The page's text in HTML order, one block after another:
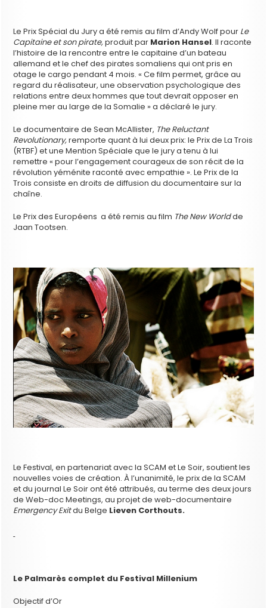
Le Prix Spécial du Jury a été remis au film d’Andy Wolf pour Le
Capitaine et son pirate,produit par Marion Hansel. Il raconte
l’histoire de la rencontre entre le capitaine d’un bateau
allemand et le chef des pirates somaliens qui ont pris en
otage le cargo pendant 4 mois. « Ce film permet, grâce au
regard du réalisateur, une observation psychologique des
relations entre deux hommes que tout devrait opposer en
pleine mer au large de la Somalie » a déclaré le jury.
Le documentaire de Sean McAllister, The Reluctant
Revolutionary,remporte quant à lui deux prix: le Prix de La Trois
(RTBF) et une Mention Spéciale que le jury a tenu à lui
remettre « pour l’engagement courageux de son récit de la
révolution yéménite raconté avec empathie ». Le Prix de la
Trois consiste en droits de diffusion du documentaire sur la
chaîne.
Le Prix des Européens a été remis au film The New Worldde
Jaan Tootsen.
Le Festival, en partenariat avec la SCAM et Le Soir, soutient les
nouvelles voies de création. À l’unanimité, le prix de la SCAM
et du journal Le Soir ont été attribués, au terme des deux jours
de Web-doc Meetings, au projet de web-documentaire
Emergency Exitdu Belge Lieven Corthouts.
Le Palmarès complet du Festival Millenium
Objectif d’Or